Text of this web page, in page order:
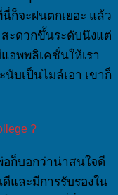
ก็จะฝนตกเยอะ แล้ว
สะดวกขึ้นระดับนึงแต่
อพพลิเคชั่นให้เรา
บเป็นไมล์เอา เขาก็
?
ก็บอกว่าน่าสนใจดี
และมีการรับรองใน